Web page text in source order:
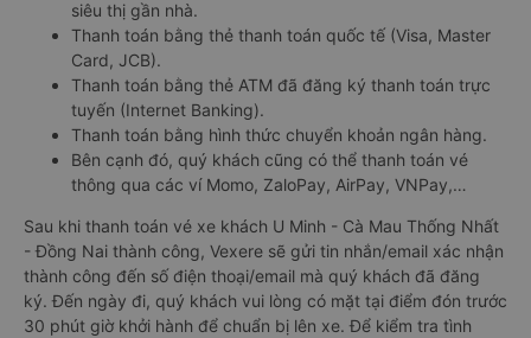
siêu thị gần nhà.
Thanh toán bằng thẻ thanh toán quốc tế (Visa, Master
Card, JCB).
Thanh toán bằng thẻ ATM đã đăng ký thanh toán trực
tuyến (Internet Banking).
Thanh toán bằng hình thức chuyển khoản ngân hàng.
Bên cạnh đó, quý khách cũng có thể thanh toán vé
thông qua các ví Momo, ZaloPay, AirPay, VNPay,…
Sau khi thanh toán vé xe khách U Minh - Cà Mau Thống Nhất
- Đồng Nai thành công, Vexere sẽ gửi tin nhắn/email xác nhận
thành công đến số điện thoại/email mà quý khách đã đăng
ký. Đến ngày đi, quý khách vui lòng có mặt tại điểm đón trước
30 phút giờ khởi hành để chuẩn bị lên xe. Để kiểm tra tình